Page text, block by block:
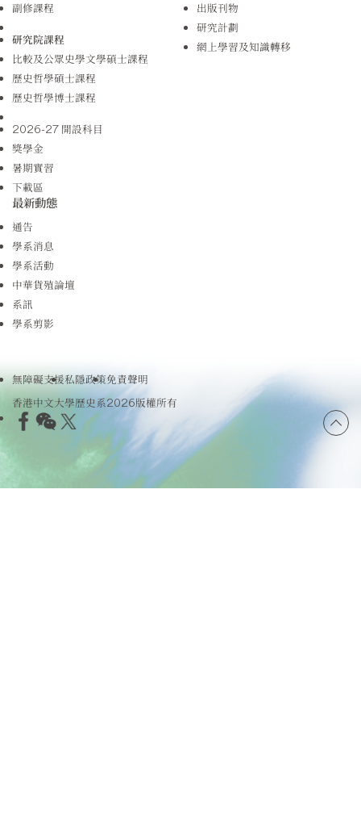
副修課程
研究院課程
比較及公眾史學文學碩士課程
歷史哲學碩士課程
歷史哲學博士課程
2026-27 開設科目
獎學金
暑期實習
下載區
出版刊物
研究計劃
網上學習及知識轉移
最新動態
通告
學系消息
學系活動
中華貨殖論壇
系訊
學系剪影
無障礙支援私隱政策免責聲明
香港中文大學歷史系2026版權所有